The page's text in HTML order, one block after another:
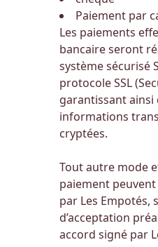
Paiement par
Les paiements
bancaire seront
système sécurisé
protocole SSL
garantissant ainsi
informations
cryptées.
Tout autre mode
paiement
par Les Empotés,
d’acceptation
accord signé par